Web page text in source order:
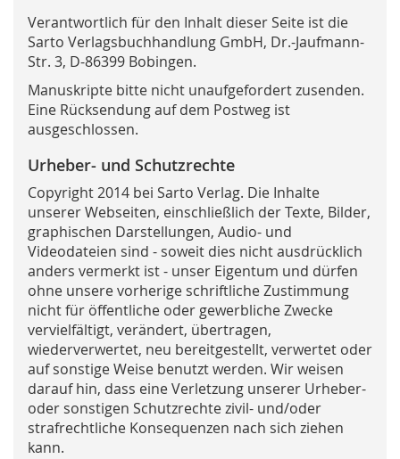
Verantwortlich für den Inhalt dieser Seite ist die
Sarto Verlagsbuchhandlung GmbH, Dr.-Jaufmann-
Str. 3, D-86399 Bobingen.
Manuskripte bitte nicht unaufgefordert zusenden.
Eine Rücksendung auf dem Postweg ist
ausgeschlossen.
Urheber- und Schutzrechte
Copyright 2014 bei Sarto Verlag. Die Inhalte
unserer Webseiten, einschließlich der Texte, Bilder,
graphischen Darstellungen, Audio- und
Videodateien sind - soweit dies nicht ausdrücklich
anders vermerkt ist - unser Eigentum und dürfen
ohne unsere vorherige schriftliche Zustimmung
nicht für öffentliche oder gewerbliche Zwecke
vervielfältigt, verändert, übertragen,
wiederverwertet, neu bereitgestellt, verwertet oder
auf sonstige Weise benutzt werden. Wir weisen
darauf hin, dass eine Verletzung unserer Urheber-
oder sonstigen Schutzrechte zivil- und/oder
strafrechtliche Konsequenzen nach sich ziehen
kann.